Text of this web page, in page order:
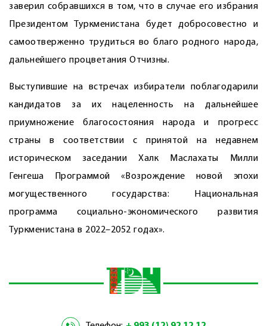
заверил собравшихся в том, что в случае его избрания
Президентом Туркменистана будет добросовестно и
самоотверженно трудиться во благо родного народа,
дальнейшего процветания Отчизны.
Выступившие на встречах избиратели поблагодарили
кандидатов за их нацеленность на дальнейшее
приумножение благосостояния народа и прогресс
страны в соответствии с принятой на недавнем
историческом заседании Халк Маслахаты Милли
Генгеша Программой «Возрождение новой эпохи
могущественного государства: Национальная
программа социально-экономического развития
Туркменистана в 2022–2052 годах».